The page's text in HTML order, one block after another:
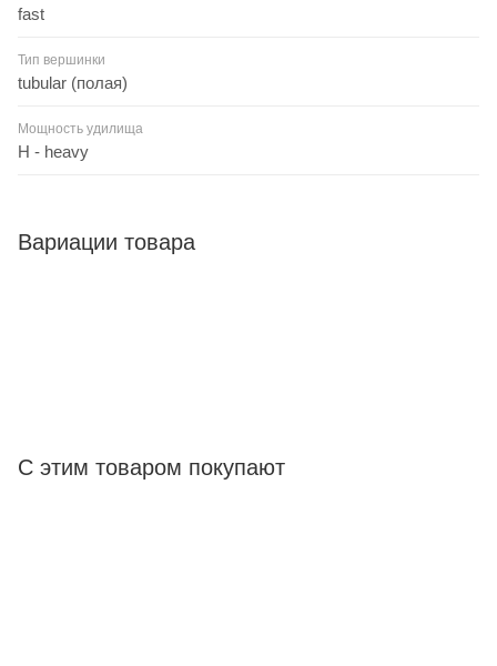
fast
Тип вершинки
tubular (полая)
Мощность удилища
H - heavy
Вариации товара
С этим товаром покупают